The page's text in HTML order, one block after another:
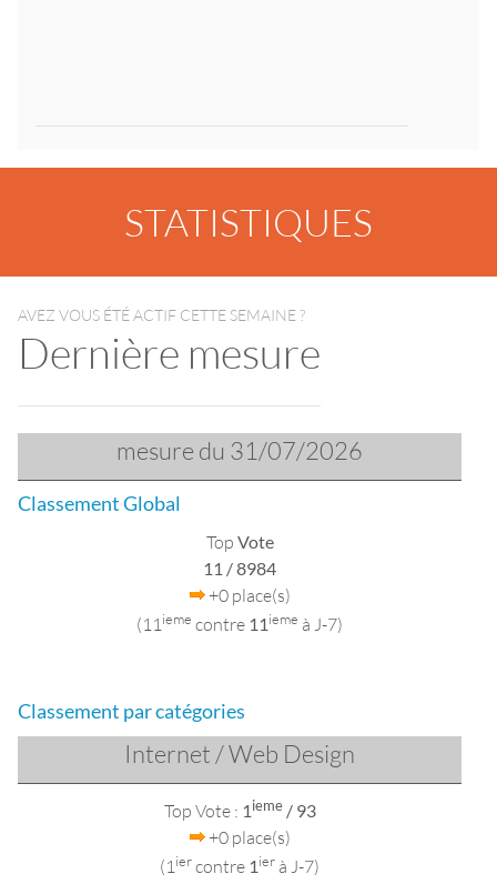
STATISTIQUES
AVEZ VOUS ÉTÉ ACTIF CETTE SEMAINE ?
Dernière mesure
mesure du 31/07/2026
Classement Global
Top Vote
11 / 8984
+0 place(s)
(11 ieme contre 11ieme à J-7)
Classement par catégories
Internet / Web Design
Top Vote : 1ieme/ 93
+0 place(s)
(1 iercontre 1ier à J-7)